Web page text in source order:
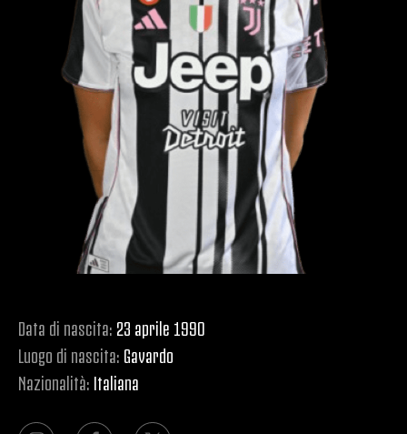
Data di nascita: 23 aprile 1990
Luogo di nascita: Gavardo
Nazionalità: Italiana